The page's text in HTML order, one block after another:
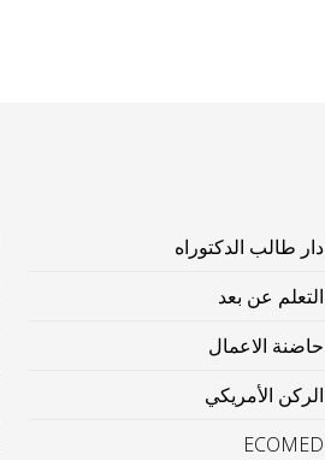
دار طالب الدكتوراه
التعلم عن بعد
حاضنة الاعمال
الركن الأمريكي
ECOMED